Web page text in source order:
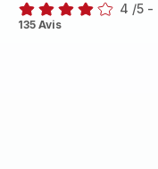
Avis
4 /5 -
135 Avis